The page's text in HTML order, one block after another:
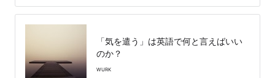
「気を遣う」は英語で何と言えばいい
のか？
WURK